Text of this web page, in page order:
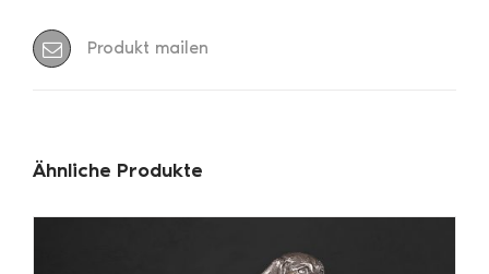
Produkt mailen
Ähnliche Produkte